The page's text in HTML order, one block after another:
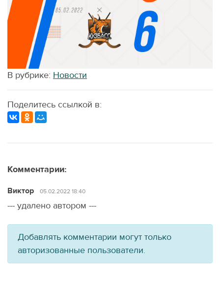
В рубрике: Новости
Поделитесь ссылкой в:
Комментарии:
Виктор 05.02.2022 18:40
--- удалено автором ---
Добавлять комментарии могут только
авторизованные пользователи.